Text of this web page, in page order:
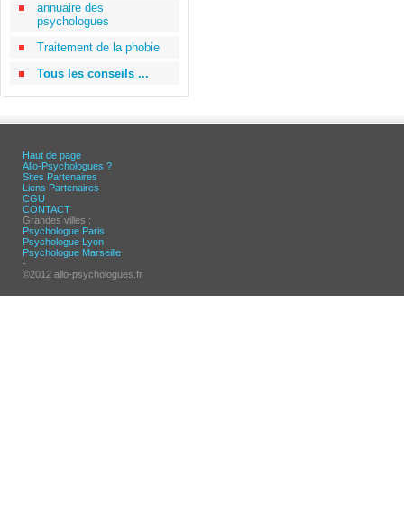
annuaire des
psychologues
Traitement de la phobie
Tous les conseils ...
Haut de page
Allo-Psychologues ?
Sites Partenaires
Liens Partenaires
CGU
CONTACT
Grandes villes :
Psychologue Paris
Psychologue Lyon
Psychologue Marseille
-
©2012 allo-psychologues.fr